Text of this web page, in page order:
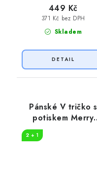
Skladem
371 Kč bez DPH
449 Kč
Pánské V tričko s
potiskem Merry
2 + 1